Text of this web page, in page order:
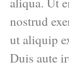
nostrud
ut aliquip
Duis aute